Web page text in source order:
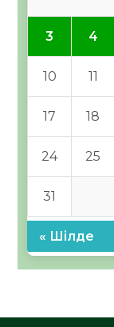
3 4
10 11
17 18
24 25
31
« Шілде